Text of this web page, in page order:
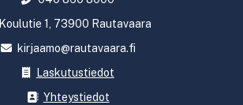
Koulutie 1, 73900 Rautavaara
kirjaamo@rautavaara.fi
Laskutustiedot
Yhteystiedot